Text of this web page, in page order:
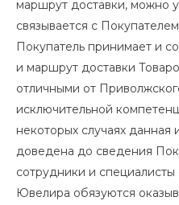
маршрут доставки, можно
связывается с
Покупатель принимает и
и маршрут доставки
отличными от
исключительной
некоторых случаях
доведена до сведения
сотрудники и
Ювелира обязуются